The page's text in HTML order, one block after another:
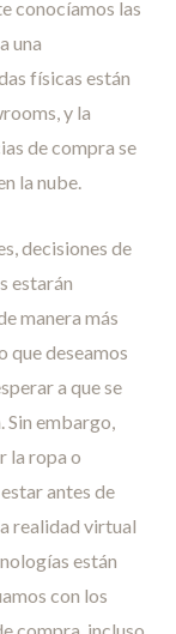
conocíamos las
una
físicas están
y la
de compra se
la nube.
decisiones de
estarán
manera más
que deseamos
a que se
embargo,
la ropa o
antes de
realidad virtual
están
con los